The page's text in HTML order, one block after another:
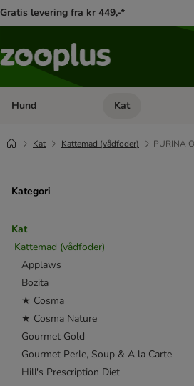
Gratis levering fra kr 449,-*
Hund Åben kategori
Kat
Kat Kattemad (vådfoder) PURINA
Kategori
Kat
Kattemad (vådfoder)
Applaws
Bozita
★ Cosma
★ Cosma Nature
Gourmet Gold
Gourmet Perle, Soup & A la Carte
Hill's Prescription Diet